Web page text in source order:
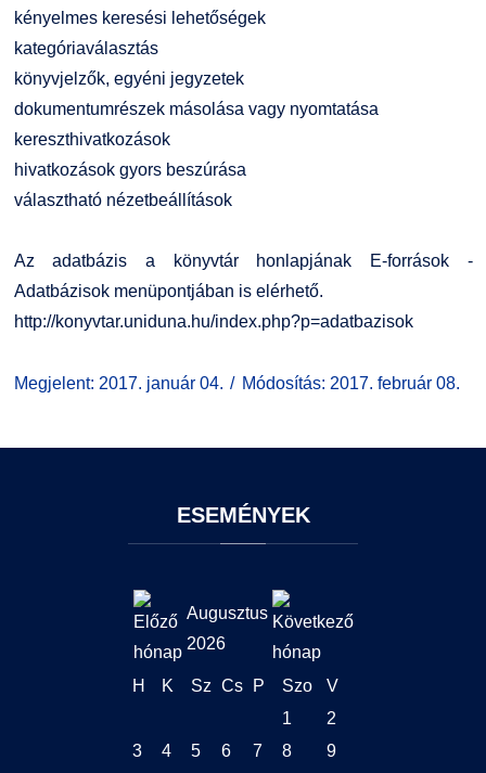
kényelmes keresési lehetőségek
kategóriaválasztás
könyvjelzők, egyéni jegyzetek
dokumentumrészek másolása vagy nyomtatása
kereszthivatkozások
hivatkozások gyors beszúrása
választható nézetbeállítások
Az adatbázis a könyvtár honlapjának E-források -
Adatbázisok menüpontjában is elérhető.
http://konyvtar.uniduna.hu/index.php?p=adatbazisok
Megjelent: 2017. január 04. Módosítás: 2017. február 08.
ESEMÉNYEK
Augusztus
2026
H K Sz Cs P Szo
V
1
2
3
4 5 6 7 8
9